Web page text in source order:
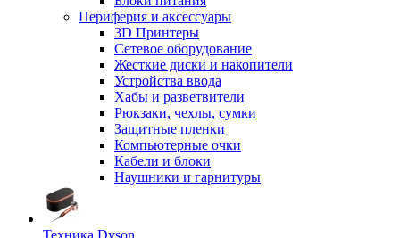
Периферия и аксессуары
3D Принтеры
Сетевое оборудование
Жесткие диски и накопители
Устройства ввода
Хабы и разветвители
Рюкзаки, чехлы, сумки
Защитные пленки
Компьютерные очки
Кабели и блоки
Наушники и гарнитуры
Техника Dyson